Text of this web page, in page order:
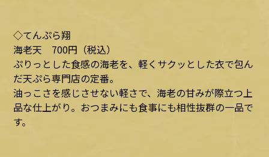
◇てんぷら翔
海老天 700円（税込）
ぷりっとした食感の海老を、軽くサクッとした衣で包ん
だ天ぷら専門店の定番。
油っこさを感じさせない軽さで、海老の甘みが際立つ上
品な仕上がり。おつまみにも食事にも相性抜群の一品で
す。